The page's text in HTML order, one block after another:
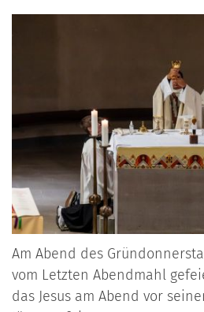
Am Abend des
vom Letzten Abendmahl
das Jesus am Abend vor